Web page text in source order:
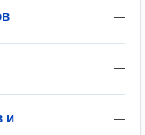
—
—
—
и